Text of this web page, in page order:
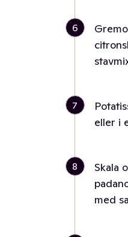
6
7
eller i
8
Skala
med